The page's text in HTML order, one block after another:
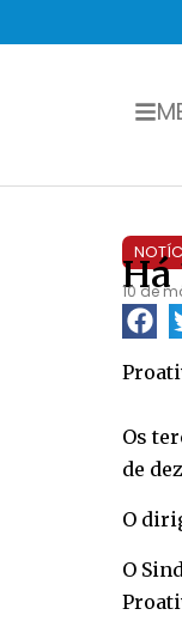
Há
10 de
Os
de
O
O